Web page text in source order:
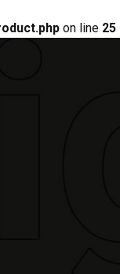
on line 25